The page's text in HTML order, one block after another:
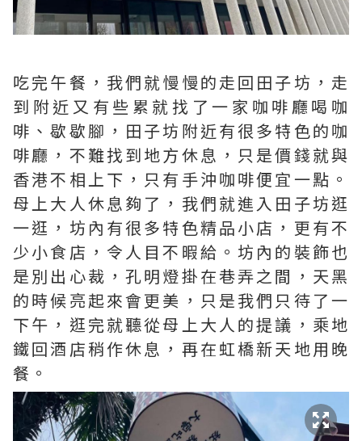
吃完午餐，我們就慢慢的走回田子坊，走
到附近又有些累就找了一家咖啡廳喝咖
啡、歇歇腳，田子坊附近有很多特色的咖
啡廳，不難找到地方休息，只是價錢就與
香港不相上下，只有手沖咖啡便宜一點。
母上大人休息夠了，我們就進入田子坊逛
一逛，坊內有很多特色精品小店，更有不
少小食店，令人目不暇給。坊內的裝飾也
是別出心裁，孔明燈掛在巷弄之間，天黑
的時候亮起來會更美，只是我們只待了一
下午，逛完就聽從母上大人的提議，乘地
鐵回酒店稍作休息，再在虹橋新天地用晚
餐。